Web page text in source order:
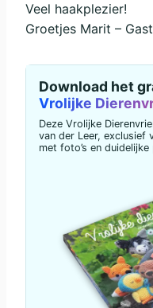
Veel haakplezier!
Groetjes Marit –
Download het
Vrolijke
Deze Vrolijke
van der Leer, exclusief
met foto’s en duidelijke